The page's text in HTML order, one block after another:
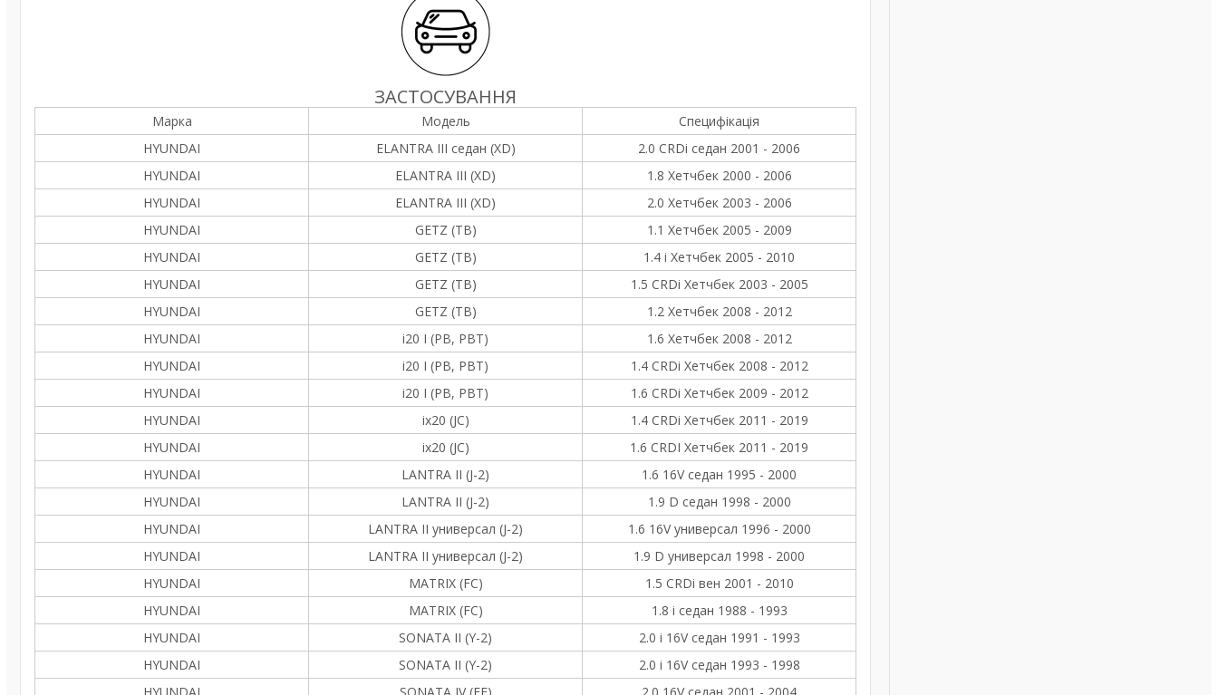
ЗАСТОСУВАННЯ
Марка Модель
Специфікація
HYUNDAI
ELANTRA III седан (XD)
2.0 CRDi седан 2001 - 2006
HYUNDAI
ELANTRA III (XD)
1.8 Хетчбек 2000 - 2006
HYUNDAI
ELANTRA III (XD)
2.0 Хетчбек 2003 - 2006
HYUNDAI
GETZ (TB)
1.1 Хетчбек 2005 - 2009
HYUNDAI
GETZ (TB)
1.4 i Хетчбек 2005 - 2010
HYUNDAI
GETZ (TB)
1.5 CRDi Хетчбек 2003 - 2005
HYUNDAI
GETZ (TB)
1.2 Хетчбек 2008 - 2012
HYUNDAI
i20 I (PB, PBT)
1.6 Хетчбек 2008 - 2012
HYUNDAI
i20 I (PB, PBT)
1.4 CRDi Хетчбек 2008 - 2012
HYUNDAI
i20 I (PB, PBT)
1.6 CRDi Хетчбек 2009 - 2012
HYUNDAI
ix20 (JC)
1.4 CRDi Хетчбек 2011 - 2019
HYUNDAI
ix20 (JC)
1.6 CRDI Хетчбек 2011 - 2019
HYUNDAI
LANTRA II (J-2)
1.6 16V седан 1995 - 2000
HYUNDAI
LANTRA II (J-2)
1.9 D седан 1998 - 2000
HYUNDAI
LANTRA II универсал (J-2)
1.6 16V универсал 1996 - 2000
HYUNDAI
LANTRA II универсал (J-2)
1.9 D универсал 1998 - 2000
HYUNDAI
MATRIX (FC)
1.5 CRDi вен 2001 - 2010
HYUNDAI
MATRIX (FC)
1.8 i седан 1988 - 1993
HYUNDAI
SONATA II (Y-2)
2.0 i 16V седан 1991 - 1993
HYUNDAI
SONATA II (Y-2)
2.0 i 16V седан 1993 - 1998